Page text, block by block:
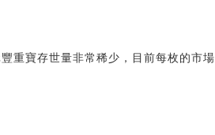
重寶存世量非常稀少，目前每枚的市場